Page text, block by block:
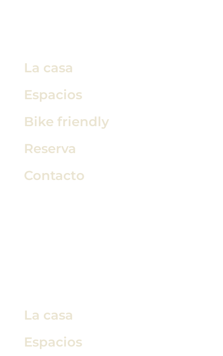
La casa
Espacios
Bike friendly
Reserva
Contacto
La casa
Espacios